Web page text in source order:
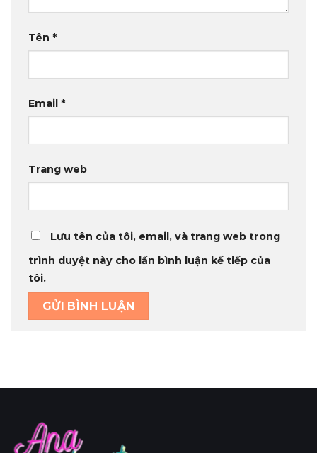
Tên *
Email *
Trang web
Lưu tên của tôi, email, và trang web trong
trình duyệt này cho lần bình luận kế tiếp của
tôi.